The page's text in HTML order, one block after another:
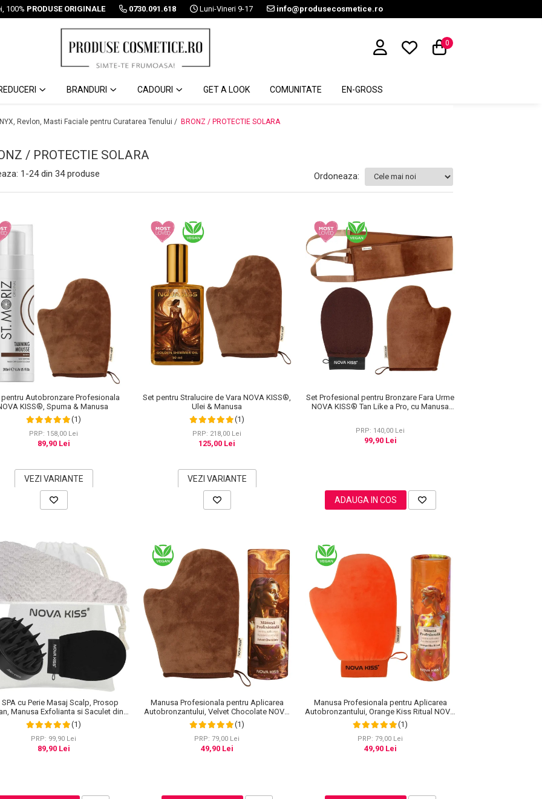
100% PRODUSE ORIGINALE 0730.091.618 Luni-Vineri 9-17 info@produsecosmetice.ro
0
BRANDURI CADOURI GET A LOOK COMUNITATE EN-GROSS
Revlon, Masti Faciale pentru Curatarea Tenului / BRONZ / PROTECTIE SOLARA
/ PROTECTIE SOLARA
1-24din 34produse Ordoneaza:
pentru Autobronzare Profesionala
KISS®, Spuma & Manusa
(1)
PRP: 158,00 Lei
89,90 Lei
VEZI VARIANTE
Set pentru Stralucire de Vara NOVA KISS®,
Ulei & Manusa
(1)
PRP: 218,00 Lei
125,00 Lei
VEZI VARIANTE
Set Profesional pentru Bronzare Fara Urme
NOVA KISS® Tan Like a Pro, cu Manusa
PRP: 140,00 Lei
99,90 Lei
ADAUGA IN COS
SPA cu Perie Masaj Scalp, Prosop
Manusa Exfolianta si Saculet din
Bumbac, NOVA KISS®
(1)
PRP: 99,90 Lei
89,90 Lei
Manusa Profesionala pentru Aplicarea
Autobronzantului, Velvet Chocolate NOVA
KISS®
(1)
PRP: 79,00 Lei
49,90 Lei
Manusa Profesionala pentru Aplicarea
Autobronzantului, Orange Kiss Ritual NOVA
KISS®
(1)
PRP: 79,00 Lei
49,90 Lei